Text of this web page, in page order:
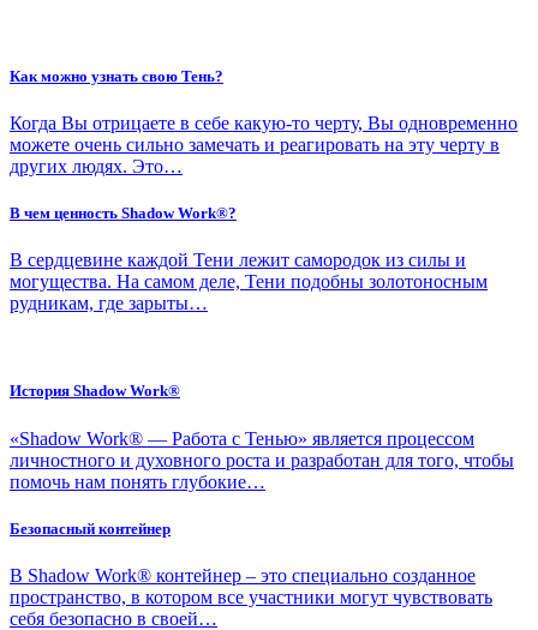
Как можно узнать свою Тень?
Когда Вы отрицаете в себе какую-то черту, Вы одновременно
можете очень сильно замечать и реагировать на эту черту в
других людях. Это…
В чем ценность Shadow Work®?
В сердцевине каждой Тени лежит самородок из силы и
могущества. На самом деле, Тени подобны золотоносным
рудникам, где зарыты…
История Shadow Work®
«Shadow Work® — Работа с Тенью» является процессом
личностного и духовного роста и разработан для того, чтобы
помочь нам понять глубокие…
Безопасный контейнер
В Shadow Work® контейнер – это специально созданное
пространство, в котором все участники могут чувствовать
себя безопасно в своей…